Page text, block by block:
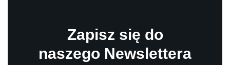
Zapisz się do
naszego Newslettera